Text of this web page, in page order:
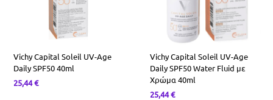
Vichy Capital Soleil UV-Age
Daily SPF50 40ml
25,44€
Vichy Capital Soleil UV-Age
Daily SPF50 Water Fluid με
Χρώμα 40ml
25,44€